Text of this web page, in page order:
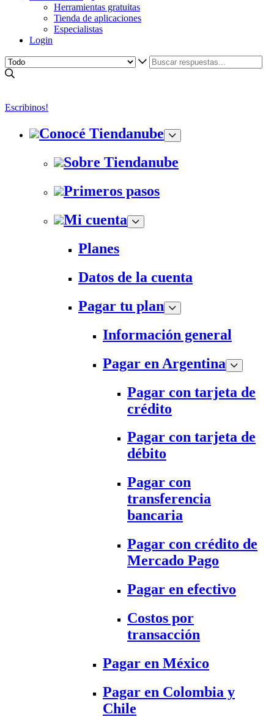
Herramientas gratuitas
Tienda de aplicaciones
Especialistas
Login
Escribinos!
Conocé Tiendanube
Sobre Tiendanube
Primeros pasos
Mi cuenta
Planes
Datos de la cuenta
Pagar tu plan
Información general
Pagar en Argentina
Pagar con tarjeta de
crédito
Pagar con tarjeta de
débito
Pagar con
transferencia
bancaria
Pagar con crédito de
Mercado Pago
Pagar en efectivo
Costos por
transacción
Pagar en México
Pagar en Colombia y
Chile